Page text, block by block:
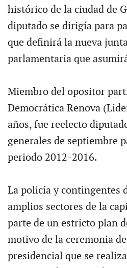
histórico de la ciudad de
diputado se dirigía para
que definirá la nueva
parlamentaria que
Miembro del opositor
Democrática Renova
años, fue reelecto
generales de septiembre
periodo 2012-2016.
La policía y contingentes
amplios sectores de la
parte de un estricto plan
motivo de la ceremonia
presidencial que se